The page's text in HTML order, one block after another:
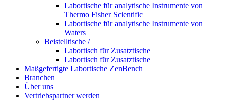
Labortische für analytische Instrumente von
Thermo Fisher Scientific
Labortische für analytische Instrumente von
Waters
Beistelltische /
Labortisch für Zusatztische
Labortisch für Zusatztische
Maßgefertigte Labortische ZenBench
Branchen
Über uns
Vertriebspartner werden